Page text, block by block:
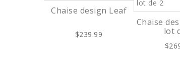
Chaise design Leaf
$239.99
Chaise
lot